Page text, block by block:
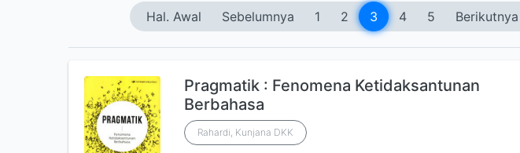
Hal. Awal Sebelumnya 1 2 3 4 5 Berikutnya
Pragmatik : Fenomena Ketidaksantunan
Berbahasa
Rahardi, Kunjana DKK